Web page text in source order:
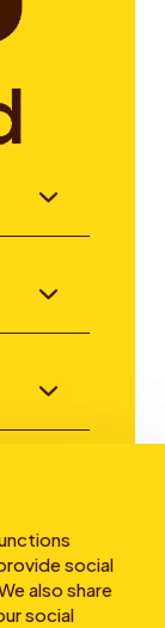
social
also share
social